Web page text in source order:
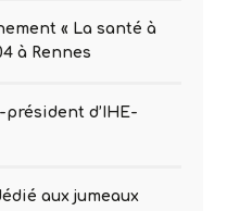
« La santé à
à Rennes
président d’IHE-
aux jumeaux